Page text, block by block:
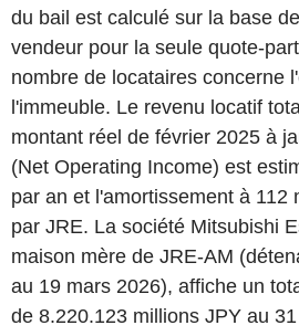
du bail est calculé sur la base
vendeur pour la seule quote-
nombre de locataires concerne
l'immeuble. Le revenu locatif
montant réel de février 2025 à
(Net Operating Income) est
par an et l'amortissement à 112
par JRE. La société Mitsubishi
maison mère de JRE-AM
au 19 mars 2026), affiche un
de 8.220.123 millions JPY au